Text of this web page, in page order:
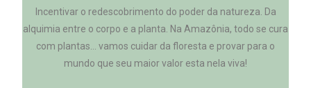
Incentivar o redescobrimento do poder da natureza. Da
alquimia entre o corpo e a planta. Na Amazônia, todo se cura
com plantas… vamos cuidar da floresta e provar para o
mundo que seu maior valor esta nela viva!